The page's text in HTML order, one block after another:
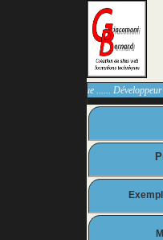
formateur technique ...... Développeur